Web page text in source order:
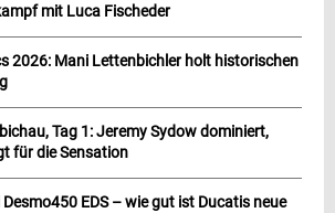
mit Luca Fischeder
2026: Mani Lettenbichler holt historischen
Tag 1: Jeremy Sydow dominiert,
für die Sensation
EDS – wie gut ist Ducatis neue